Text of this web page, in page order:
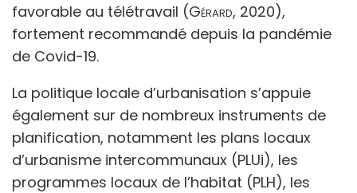
favorable au télétravail (Gérard, 2020),
fortement recommandé depuis la pandémie
de Covid-19.
La politique locale d’urbanisation s’appuie
également sur de nombreux instruments de
planification, notamment les plans locaux
d’urbanisme intercommunaux (PLUi), les
programmes locaux de l’habitat (PLH), les